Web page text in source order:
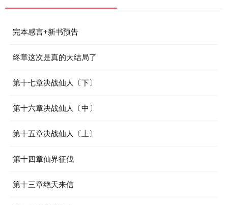
完本感言+新书预告
终章这次是真的大结局了
第十七章决战仙人〔下〕
第十六章决战仙人〔中〕
第十五章决战仙人〔上〕
第十四章仙界征伐
第十三章绝天来信